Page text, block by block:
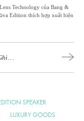
Technology của Bang &
Edition thích hợp xuất hiện
SPEAKER
LUXURY GOODS